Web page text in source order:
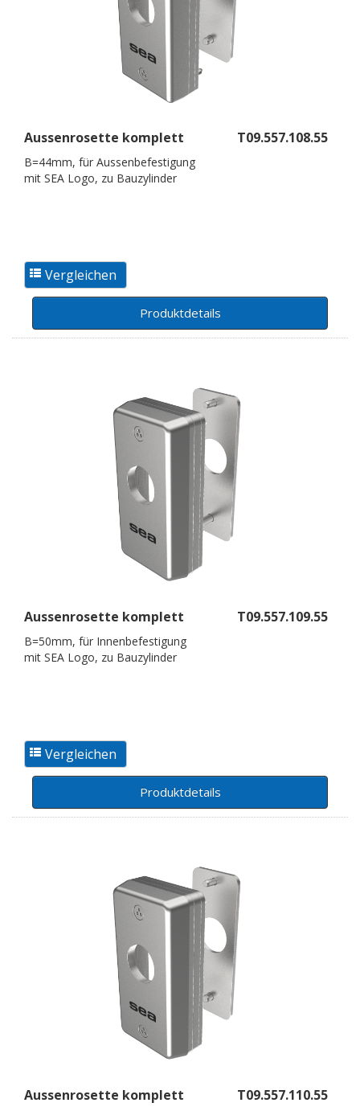
Aussenrosette komplett T09.557.108.55
B=44mm, für Aussenbefestigung
mit SEA Logo, zu Bauzylinder
Produktdetails
Aussenrosette komplett T09.557.109.55
B=50mm, für Innenbefestigung
mit SEA Logo, zu Bauzylinder
Produktdetails
Aussenrosette komplett T09.557.110.55